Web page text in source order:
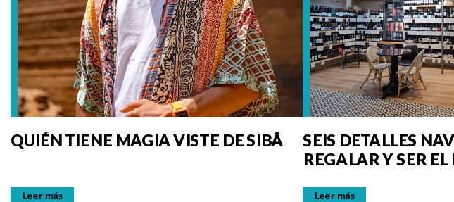
QUIÉN TIENE MAGIA VISTE DE SIBÂ
Leer más
SEIS DETALLES
REGALAR Y SER
Leer más